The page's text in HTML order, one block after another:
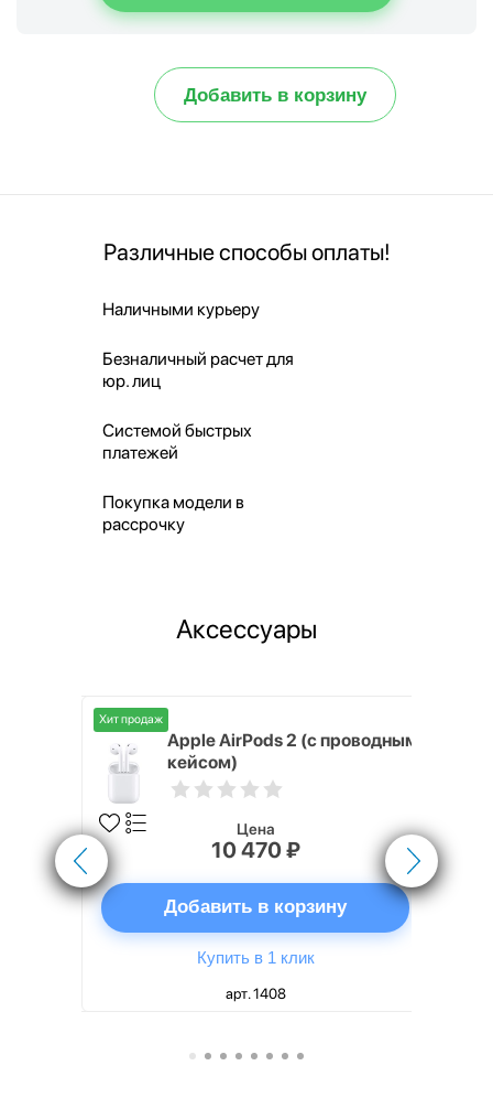
Добавить в корзину
Различные способы оплаты!
Наличными курьеру
Безналичный расчет для
юр. лиц
Системой быстрых
платежей
Покупка модели в
рассрочку
Аксессуары
Хит продаж
Apple AirPods 2 (с проводным
кейсом)
Цена
10 470 ₽
Добавить в корзину
Купить в 1 клик
арт. 1408